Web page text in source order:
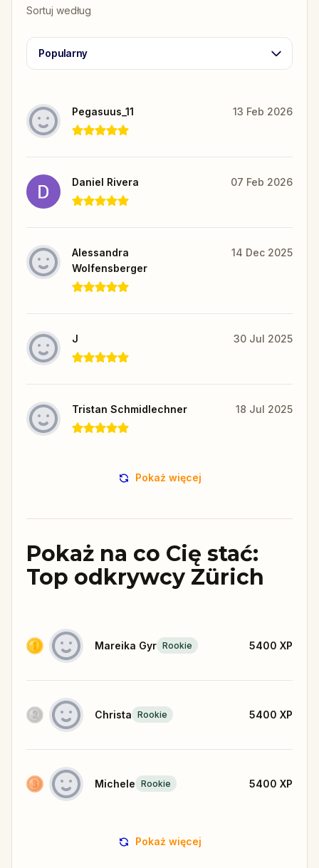
Sortuj według
Popularny
Pegasuus_11 13 Feb 2026
Daniel Rivera 07 Feb 2026
Alessandra
Wolfensberger
14 Dec 2025
J 30 Jul 2025
Tristan Schmidlechner 18 Jul 2025
Pokaż więcej
Pokaż na co Cię stać:
Top odkrywcy Zürich
Mareika Gyr Rookie 5400 XP
Christa Rookie 5400 XP
Michele Rookie 5400 XP
Pokaż więcej